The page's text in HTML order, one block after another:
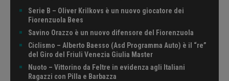
Serie B – Oliver Krilkovs è un nuovo giocatore dei
Fiorenzuola Bees
Savino Orazzo è un nuovo difensore del Fiorenzuola
Ciclismo – Alberto Baesso (Asd Programma Auto) è il “re”
del Giro del Friuli Venezia Giulia Master
Nuoto – Vittorino da Feltre in evidenza agli Italiani
Ragazzi con Pilla e Barbazza